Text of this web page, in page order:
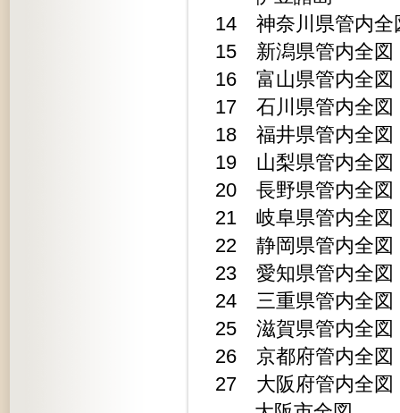
14 神奈川県管内
15 新潟県管内
16 富山県管内
17 石川県管内
18 福井県管内
19 山梨県管内
20 長野県管内
21 岐阜県管内
22 静岡県管内
23 愛知県管内
24 三重県管内
25 滋賀県管内
26 京都府管内
27 大阪府管内